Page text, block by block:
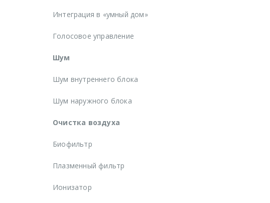
Интеграция в «умный дом»
Голосовое управление
Шум
Шум внутреннего блока
Шум наружного блока
Очистка воздуха
Биофильтр
Плазменный фильтр
Ионизатор